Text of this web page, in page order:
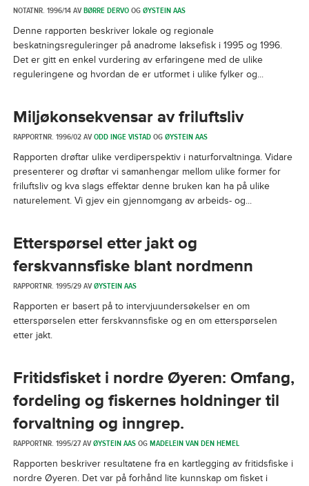
NOTATNR. 1996/14 AVBØRRE DERVOOGØYSTEIN AAS
Denne rapporten beskriver lokale og regionale
beskatningsreguleringer på anadrome laksefisk i 1995 og 1996.
Det er gitt en enkel vurdering av erfaringene med de ulike
reguleringene og hvordan de er utformet i ulike fylker og...
Miljøkonsekvensar av friluftsliv
RAPPORTNR. 1996/02 AVODD INGE VISTADOGØYSTEIN AAS
Rapporten drøftar ulike verdiperspektiv i naturforvaltninga. Vidare
presenterer og drøftar vi samanhengar mellom ulike former for
friluftsliv og kva slags effektar denne bruken kan ha på ulike
naturelement. Vi gjev ein gjennomgang av arbeids- og...
Etterspørsel etter jakt og
ferskvannsfiske blant nordmenn
RAPPORTNR. 1995/29 AVØYSTEIN AAS
Rapporten er basert på to intervjuundersøkelser en om
etterspørselen etter ferskvannsfiske og en om etterspørselen
etter jakt.
Fritidsfisket i nordre Øyeren: Omfang,
fordeling og fiskernes holdninger til
forvaltning og inngrep.
RAPPORTNR. 1995/27 AVØYSTEIN AASOGMADELEIN VAN DEN HEMEL
Rapporten beskriver resultatene fra en kartlegging av fritidsfiske i
nordre Øyeren. Det var på forhånd lite kunnskap om fisket i